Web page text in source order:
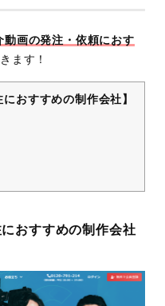
動画の発注・依頼におす
ます！
おすすめの制作会社】
おすすめの制作会社